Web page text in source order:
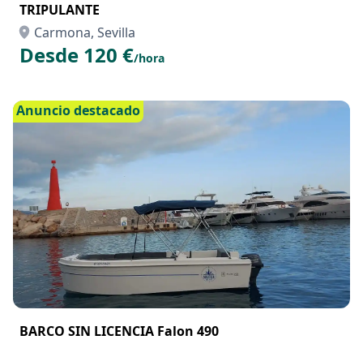
TRIPULANTE
Carmona, Sevilla
Desde 120 €/hora
Anuncio destacado
BARCO SIN LICENCIA Falon 490